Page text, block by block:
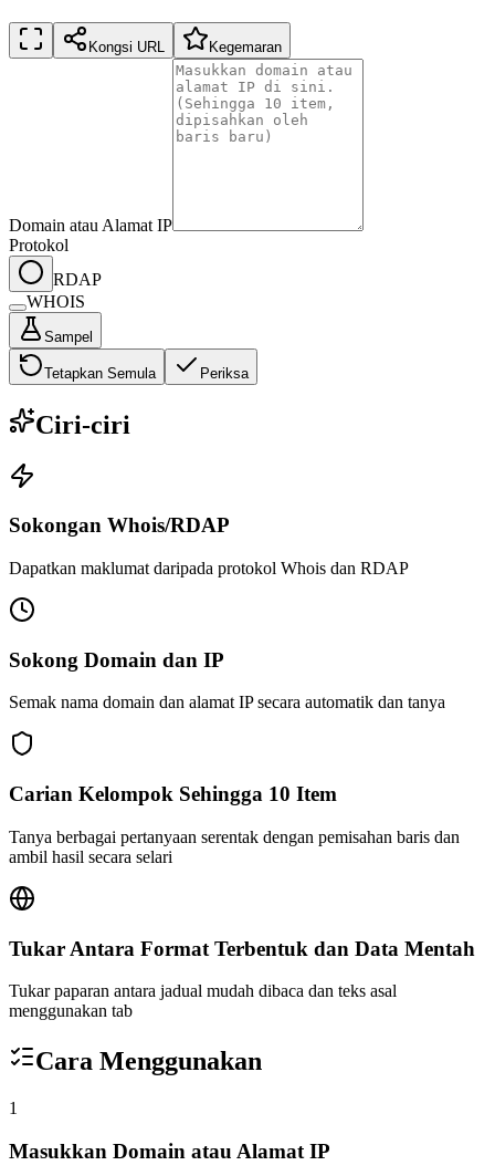
Kongsi URL Kegemaran
Domain atau Alamat IP
Protokol
RDAP
WHOIS
Sampel
Tetapkan Semula Periksa
Ciri-ciri
Sokongan Whois/RDAP
Dapatkan maklumat daripada protokol Whois dan RDAP
Sokong Domain dan IP
Semak nama domain dan alamat IP secara automatik dan tanya
Carian Kelompok Sehingga 10 Item
Tanya berbagai pertanyaan serentak dengan pemisahan baris dan
ambil hasil secara selari
Tukar Antara Format Terbentuk dan Data Mentah
Tukar paparan antara jadual mudah dibaca dan teks asal
menggunakan tab
Cara Menggunakan
1
Masukkan Domain atau Alamat IP